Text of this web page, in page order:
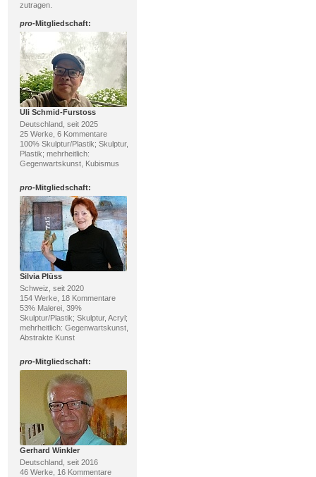
zutragen.
pro-Mitgliedschaft:
Uli Schmid-Furstoss
Deutschland, seit 2025
25 Werke, 6 Kommentare
100% Skulptur/Plastik; Skulptur,
Plastik; mehrheitlich:
Gegenwartskunst, Kubismus
pro-Mitgliedschaft:
Silvia Plüss
Schweiz, seit 2020
154 Werke, 18 Kommentare
53% Malerei, 39%
Skulptur/Plastik; Skulptur, Acryl;
mehrheitlich: Gegenwartskunst,
Abstrakte Kunst
pro-Mitgliedschaft:
Gerhard Winkler
Deutschland, seit 2016
46 Werke, 16 Kommentare